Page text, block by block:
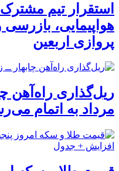
استقرار تیم
هواپیمایی،
پروازی اربعین
ریل‌گذاری راه‌آهن
مرداد به اتمام